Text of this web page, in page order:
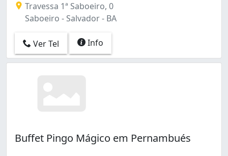
Travessa 1ª Saboeiro, 0
Saboeiro - Salvador - BA
Ver Tel Info
Buffet Pingo Mágico em Pernambués